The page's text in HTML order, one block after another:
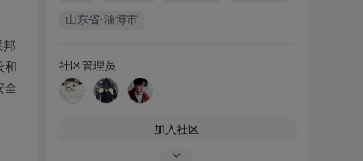
邦
和
全
山东省·淄博市
社区管理员
加入社区